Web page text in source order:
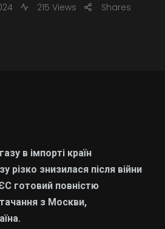
215 Views Shares
в імпорті країн
різко знизилася після війни
готовий повністю
з Москви,